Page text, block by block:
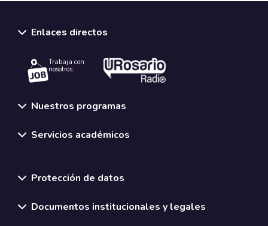
Enlaces directos
Trabaja con
nosotros.
Nuestros programas
Servicios académicos
Protección de datos
Documentos institucionales y legales